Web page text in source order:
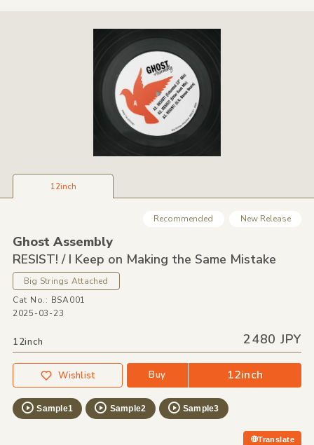
12inch
Recommended New Release
Ghost Assembly
RESIST! /I Keep on Making the Same Mistake
Big Strings Attached
Cat No.: BSA001
2025-03-23
12inch 2480 JPY
Wishlist Buy 12inch
Sample1 Sample2 Sample3
Translate